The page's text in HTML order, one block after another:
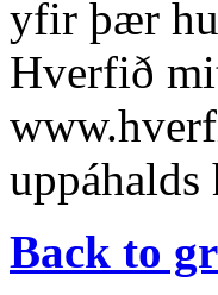
yfir þær
Hverfið
Back to